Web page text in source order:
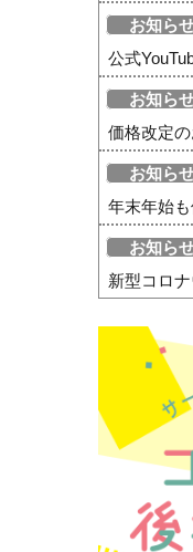
お知ら
公式
お知ら
価格改定
お知ら
年末年始
お知ら
新型コロ